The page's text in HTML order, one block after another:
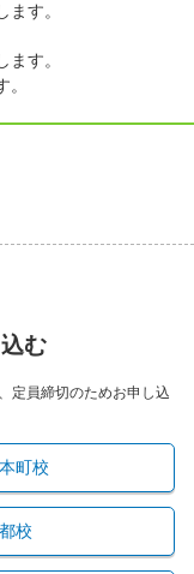
す。
す。
む
定員締切のためお申し込
町校
校